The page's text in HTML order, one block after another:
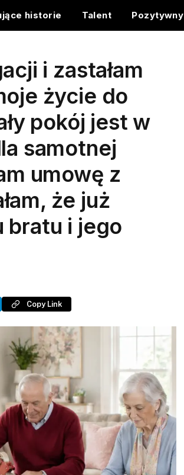
historie Talent Pozytywny
i zastałam
życie do
pokój jest w
samotnej
umowę z
że już
bratu i jego
Copy Link